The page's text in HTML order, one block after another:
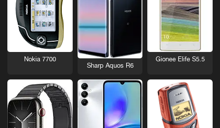
Gionee Elife S5.5
Sharp Aquos R6
Nokia 7700